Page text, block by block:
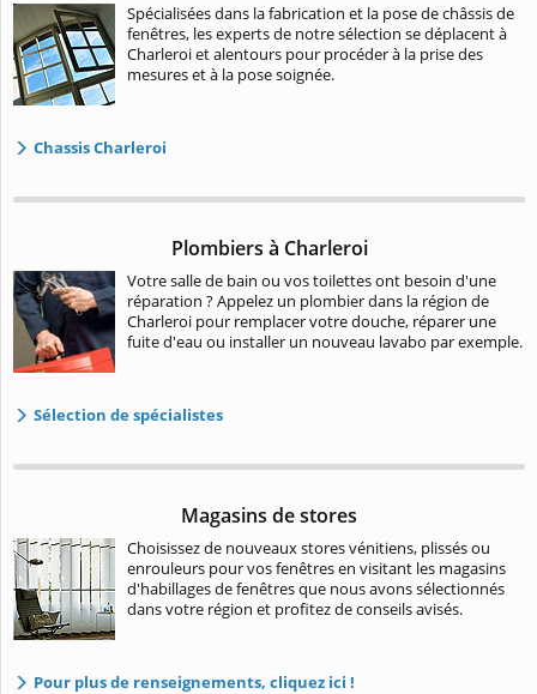
Spécialisées dans la fabrication et la pose de châssis de
fenêtres, les experts de notre sélection se déplacent à
Charleroi et alentours pour procéder à la prise des
mesures et à la pose soignée.
Chassis Charleroi
Plombiers à Charleroi
Votre salle de bain ou vos toilettes ont besoin d'une
réparation ? Appelez un plombier dans la région de
Charleroi pour remplacer votre douche, réparer une
fuite d'eau ou installer un nouveau lavabo par exemple.
Sélection de spécialistes
Magasins de stores
Choisissez de nouveaux stores vénitiens, plissés ou
enrouleurs pour vos fenêtres en visitant les magasins
d'habillages de fenêtres que nous avons sélectionnés
dans votre région et profitez de conseils avisés.
Pour plus de renseignements, cliquez ici !